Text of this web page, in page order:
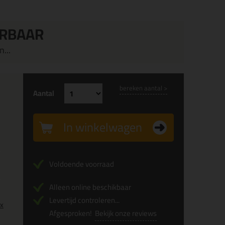
Aantal bereken aantal >
In winkelwagen
Voldoende voorraad
Alleen online beschikbaar
Levertijd controleren...
Afgesproken! Bekijk onze reviews